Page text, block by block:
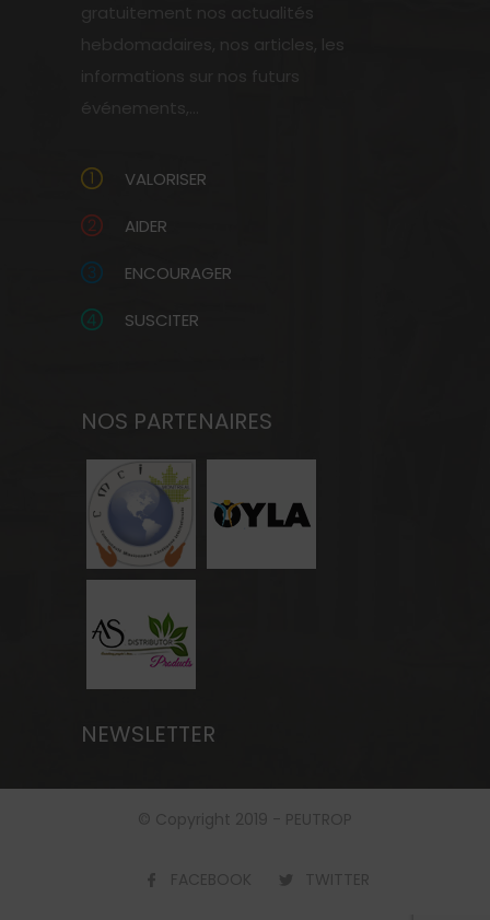
gratuitement nos actualités
hebdomadaires, nos articles, les
informations sur nos futurs
événements,...
VALORISER
AIDER
ENCOURAGER
SUSCITER
NOS PARTENAIRES
NEWSLETTER
© Copyright 2019 - PEUTROP
FACEBOOK TWITTER